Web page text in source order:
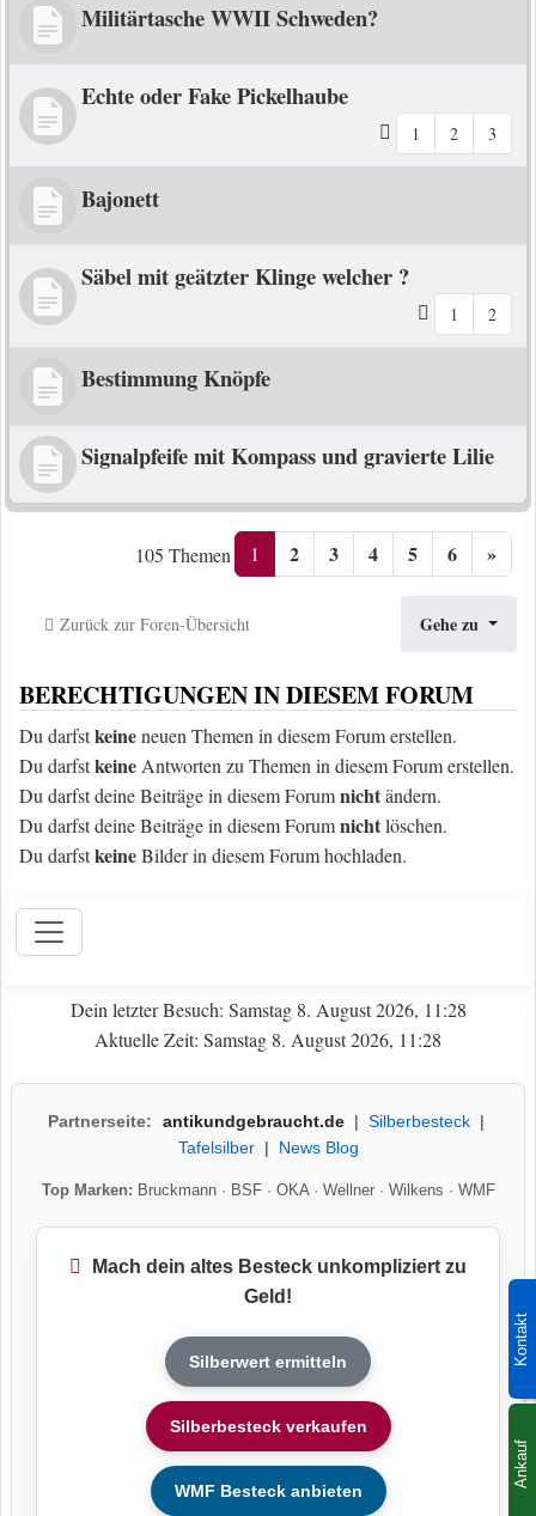
Kontakt
Ankauf
Militärtasche WWII Schweden?
Echte oder Fake Pickelhaube
1 2 3
Bajonett
Säbel mit geätzter Klinge welcher ?
1 2
Bestimmung Knöpfe
Signalpfeife mit Kompass und gravierte Lilie
105 Themen 1 2 3 4 5 6 »
Zurück zur Foren-Übersicht Gehe zu
BERECHTIGUNGEN IN DIESEM FORUM
Du darfstkeineneuen Themen in diesem Forum erstellen.
Du darfstkeine Antworten zu Themen in diesem Forum erstellen.
Du darfst deine Beiträge in diesem Forumnichtändern.
Du darfst deine Beiträge in diesem Forumnichtlöschen.
Du darfstkeineBilder in diesem Forum hochladen.
Dein letzter Besuch: Samstag 8. August 2026, 11:28
Aktuelle Zeit: Samstag 8. August 2026, 11:28
Partnerseite: antikundgebraucht.de| Silberbesteck|
Tafelsilber| News Blog
Top Marken: Bruckmann· BSF· OKA· Wellner· Wilkens · WMF
Mach dein altes Besteck unkompliziert zu
Geld!
Silberwert ermitteln
Silberbesteck verkaufen
WMF Besteck anbieten